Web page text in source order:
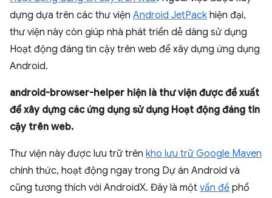
dựng dựa trên các thư viện Android JetPack hiện đại,
thư viện này còn giúp nhà phát triển dễ dàng sử dụng
Hoạt động đáng tin cậy trên web để xây dựng ứng dụng
Android.
android-browser-helper hiện là thư viện được đề xuất
để xây dựng các ứng dụng sử dụng Hoạt động đáng tin
cậy trên web.
Thư viện này được lưu trữ trên kho lưu trữ Google Maven
chính thức, hoạt động ngay trong Dự án Android và
cũng tương thích với AndroidX. Đây là một vấn đề phổ